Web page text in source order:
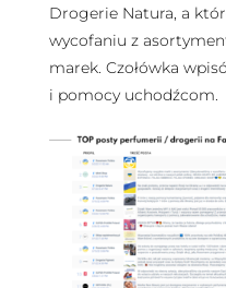
Drogerie Natura, a
wycofaniu z
marek. Czołówka
i pomocy uchodźcom.